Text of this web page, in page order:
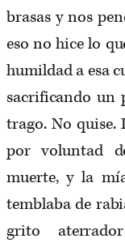
brasas y nos
eso no hice lo
humildad a esa
sacrificando un
trago. No quise.
por voluntad
muerte, y la
temblaba de
grito